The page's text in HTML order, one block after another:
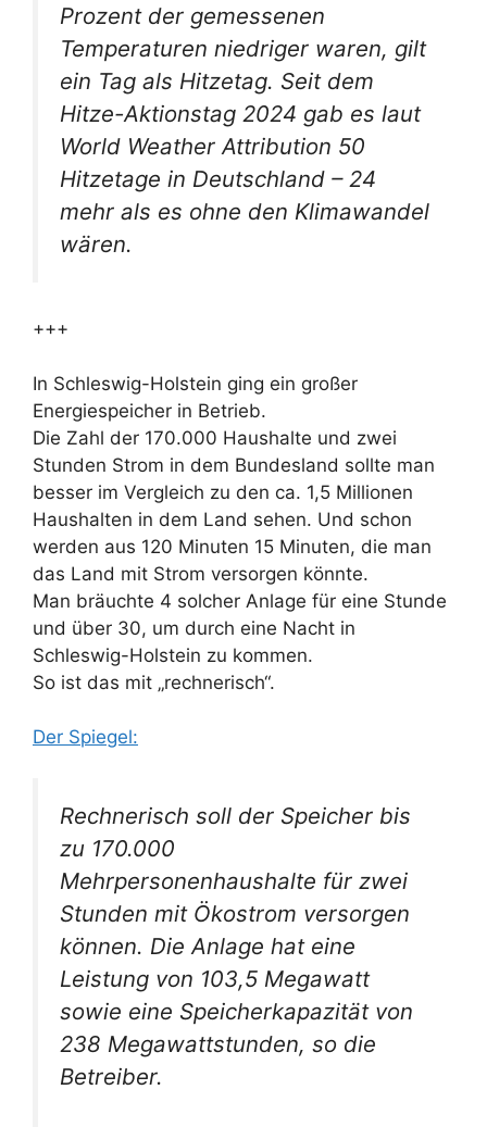
Prozent der gemessenen
Temperaturen niedriger waren, gilt
ein Tag als Hitzetag. Seit dem
Hitze-Aktionstag 2024 gab es laut
World Weather Attribution 50
Hitzetage in Deutschland – 24
mehr als es ohne den Klimawandel
wären.
+++
In Schleswig-Holstein ging ein großer
Energiespeicher in Betrieb.
Die Zahl der 170.000 Haushalte und zwei
Stunden Strom in dem Bundesland sollte man
besser im Vergleich zu den ca. 1,5 Millionen
Haushalten in dem Land sehen. Und schon
werden aus 120 Minuten 15 Minuten, die man
das Land mit Strom versorgen könnte.
Man bräuchte 4 solcher Anlage für eine Stunde
und über 30, um durch eine Nacht in
Schleswig-Holstein zu kommen.
So ist das mit „rechnerisch“.
Der Spiegel:
Rechnerisch soll der Speicher bis
zu 170.000
Mehrpersonenhaushalte für zwei
Stunden mit Ökostrom versorgen
können. Die Anlage hat eine
Leistung von 103,5 Megawatt
sowie eine Speicherkapazität von
238 Megawattstunden, so die
Betreiber.